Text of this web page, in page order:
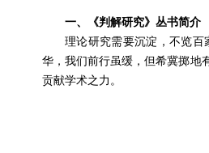
一、《判解研究》丛书简介
理论研究需要沉淀，不览
华，我们前行虽缓，但希冀掷地
贡献学术之力。